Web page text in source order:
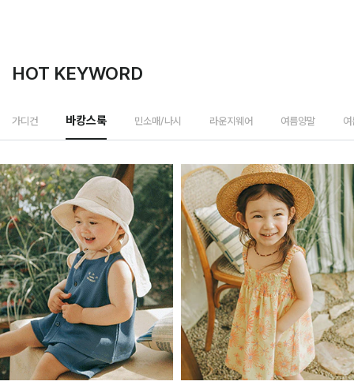
HOT KEYWORD
가디건 바캉스룩 민소매/나시 라운지웨어 여름양말